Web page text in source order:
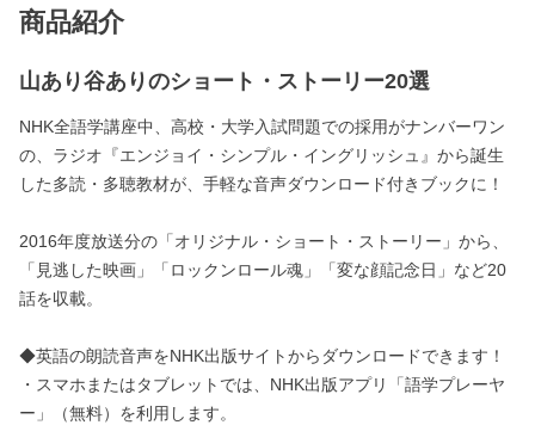
商品紹介
山あり谷ありのショート・ストーリー20選
NHK全語学講座中、高校・大学入試問題での採用がナンバーワン
の、ラジオ『エンジョイ・シンプル・イングリッシュ』から誕生
した多読・多聴教材が、手軽な音声ダウンロード付きブックに！
2016年度放送分の「オリジナル・ショート・ストーリー」から、
「見逃した映画」「ロックンロール魂」「変な顔記念日」など20
話を収載。
◆英語の朗読音声をNHK出版サイトからダウンロードできます！
・スマホまたはタブレットでは、NHK出版アプリ「語学プレーヤ
ー」（無料）を利用します。